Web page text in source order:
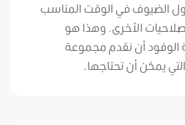
الضيوف في الوقت المناسب
الأخرى. وهذا هو
الوفود أن نقدم مجموعة
يمكن أن تحتاجها.